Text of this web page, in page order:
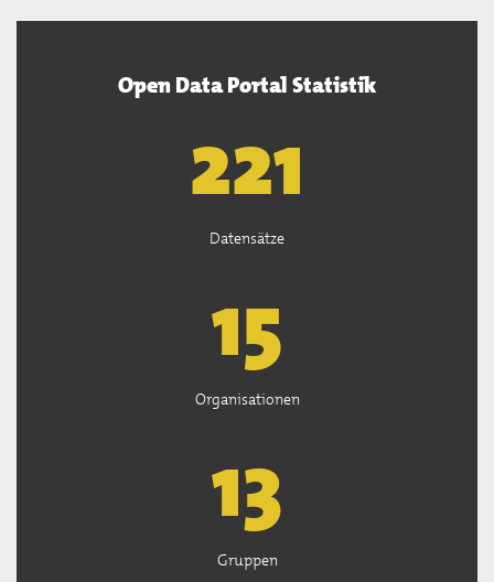
Open Data Portal Statistik
222
Datensätze
15
Organisationen
13
Gruppen